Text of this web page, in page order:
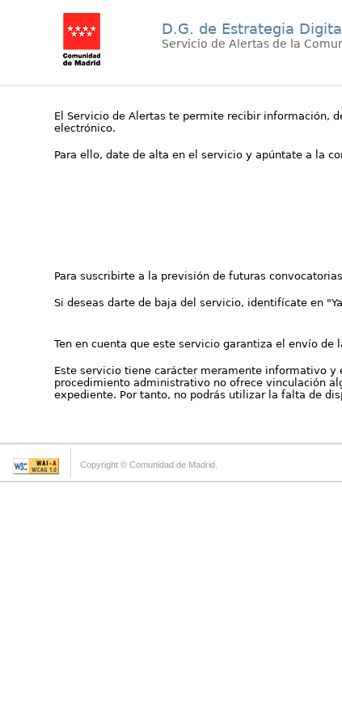
D.G. de Estrategia Digital
Servicio de Alertas de la
El Servicio de Alertas te permite recibir información,
electrónico.
Para ello, date de alta en el servicio y apúntate a la
Para suscribirte a la previsión de futuras
Si deseas darte de baja del servicio, identifícate en
Ten en cuenta que este servicio garantiza el envío
Este servicio tiene carácter meramente informativo
procedimiento administrativo no ofrece vinculación
expediente. Por tanto, no podrás utilizar la falta de
Copyright © Comunidad de Madrid.